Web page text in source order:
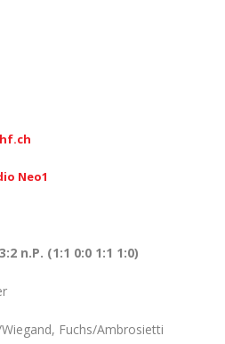
Neo1
n.P. (1:1 0:0 1:1 1:0)
Fuchs/Ambrosietti